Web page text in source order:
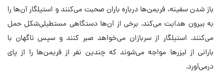
باز شدن سفینه، فریمن‌ها درباره باران صحبت می‌کنند و استیلگار آن‌ها را
به بیرون هدایت می‌کند. برخی از آن‌ها دستگاهی مستطیلی‌شکل حمل
می‌کنند. استیلگار از سربازان می‌خواهد صبر کنند و سپس ناگهان با
بارانی از لیزرها مواجه می‌شوند که چندین نفر از فریمن‌ها را از پای
درمی‌آورد.